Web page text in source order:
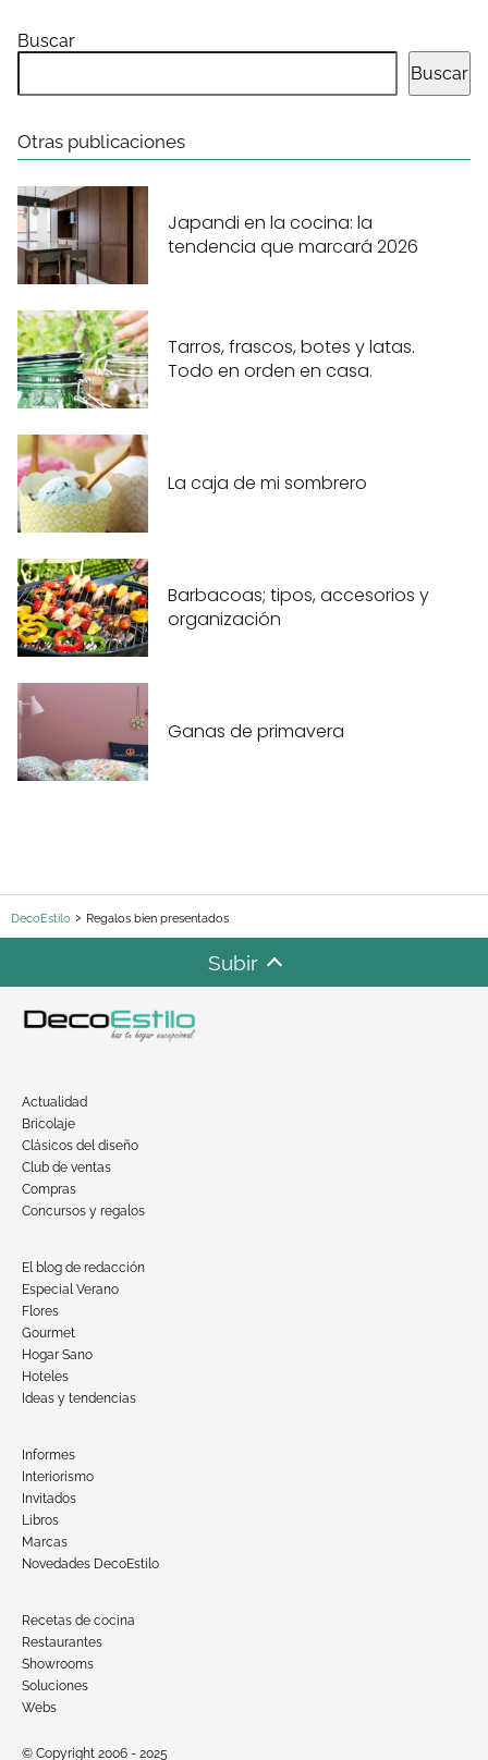
Buscar
Buscar
Otras publicaciones
Japandi en la cocina: la
tendencia que marcará 2026
Tarros, frascos, botes y latas.
Todo en orden en casa.
La caja de mi sombrero
Barbacoas; tipos, accesorios y
organización
Ganas de primavera
DecoEstilo Regalos bien presentados
Subir
Actualidad
Bricolaje
Clásicos del diseño
Club de ventas
Compras
Concursos y regalos
El blog de redacción
Especial Verano
Flores
Gourmet
Hogar Sano
Hoteles
Ideas y tendencias
Informes
Interiorismo
Invitados
Libros
Marcas
Novedades DecoEstilo
Recetas de cocina
Restaurantes
Showrooms
Soluciones
Webs
© Copyright 2006 - 2025